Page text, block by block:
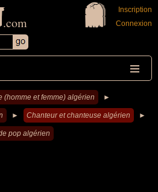
.com
Inscription
Connexion
(homme et femme) algérien ►
► Chanteur et chanteuse algérien ►
pop algérien